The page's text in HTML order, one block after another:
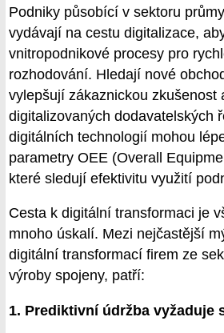
Podniky působící v sektoru
vydávají na cestu digitalizace,
vnitropodnikové procesy pro
rozhodování. Hledají nové
vylepšují zákaznickou zkušenost
digitalizovaných dodavatelských
digitálních technologií mohou
parametry OEE (Overall
které sledují efektivitu využití
Cesta k digitální transformaci je
mnoho úskalí. Mezi nejčastější
digitální transformací firem ze
výroby spojeny, patří:
1. Prediktivní údržba vyžaduje